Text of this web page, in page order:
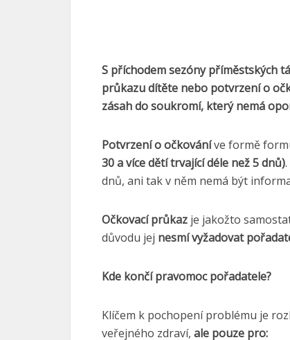
S příchodem sezóny příměstských
průkazu dítěte nebo potvrzení o
zásah do soukromí, který nemá
Potvrzení o očkováníve formě
30 a více dětí trvající déle než 5 dnů)
dnů, ani tak v něm nemá být
Očkovací průkaz je jakožto
důvodu jej nesmí vyžadovat
Kde končí pravomoc pořadatele?
Klíčem k pochopení problému je
veřejného zdraví, ale pouze pro: